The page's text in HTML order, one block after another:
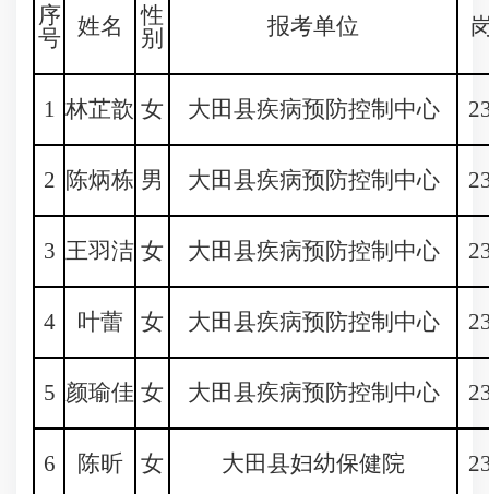
序
号
姓名
性
别
报考单位
1 林芷歆 女 大田县疾病预防控制中心
2 陈炳栋 男 大田县疾病预防控制中心
3 王羽洁 女 大田县疾病预防控制中心
4 叶蕾 女 大田县疾病预防控制中心
5 颜瑜佳 女 大田县疾病预防控制中心
6 陈昕 女 大田县妇幼保健院